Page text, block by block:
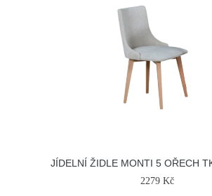
JÍDELNÍ ŽIDLE MONTI 5 OŘECH
2279 Kč